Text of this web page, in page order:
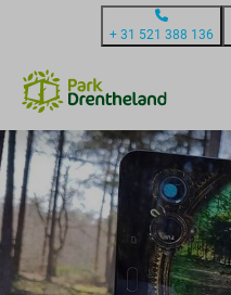
+ 31 521 388 136